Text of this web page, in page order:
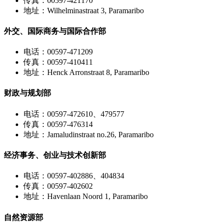
地址：Wilhelminastraat 3, Paramaribo
外交、国际商务与国际合作部
电话：00597-471209
传真：00597-410411
地址：Henck Arronstraat 8, Paramaribo
财政与规划部
电话：00597-472610、479577
传真：00597-476314
地址：Jamaludinstraat no.26, Paramaribo
经济事务、创业与技术创新部
电话：00597-402886、404834
传真：00597-402602
地址：Havenlaan Noord 1, Paramaribo
自然资源部